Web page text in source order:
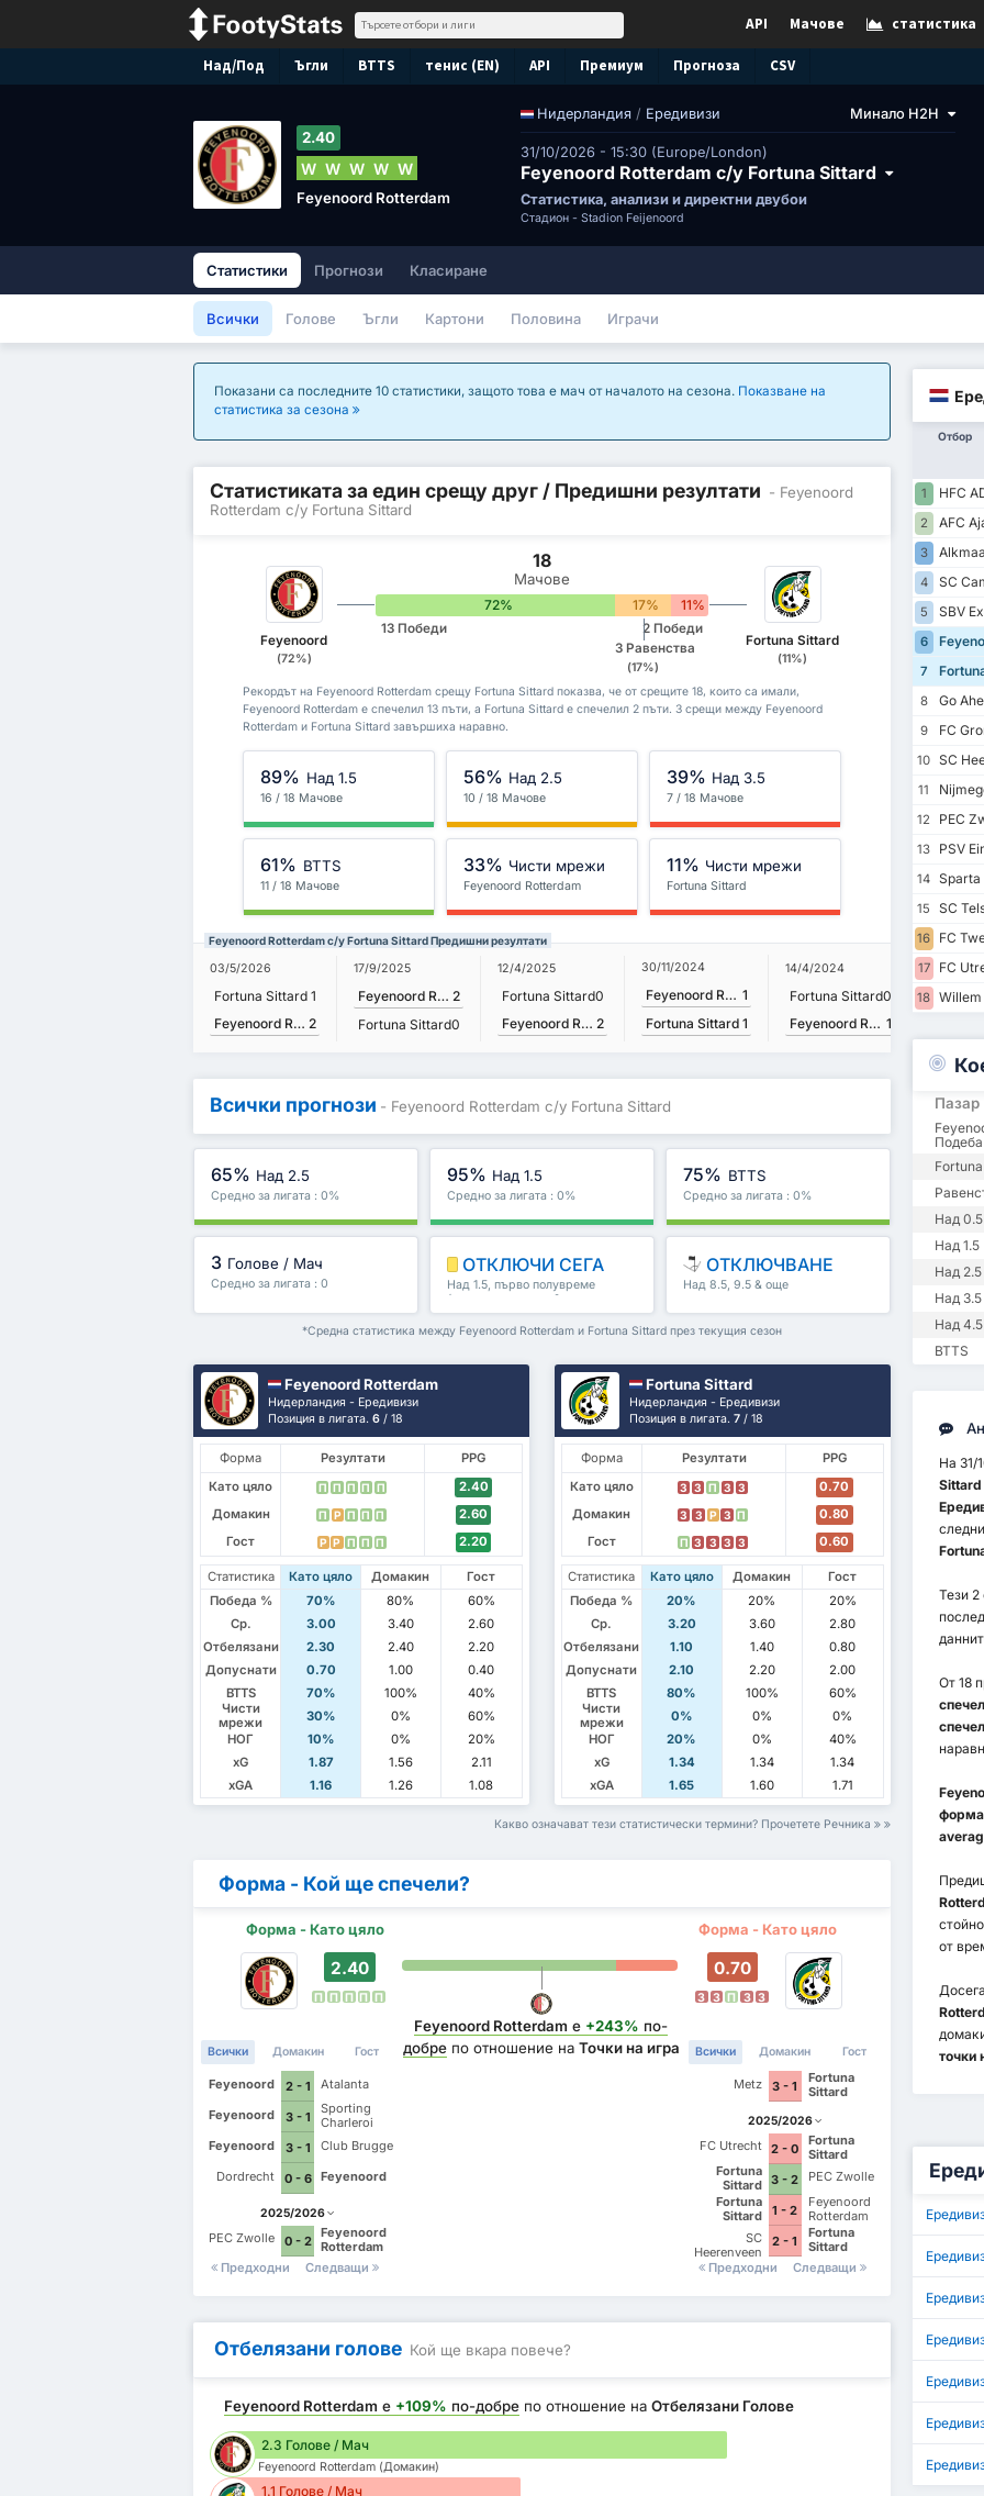
статистика
Мачове
API
Над/Под Ъгли BTTS тенис (EN) API Премиум Прогноза CSV
Нидерландия / Ередивизи Минало H2H
31/10/2026 - 15:30 (Europe/London)
Feyenoord Rotterdam с/у Fortuna Sittard
Статистика, анализи и директни двубои
Стадион - Stadion Feijenoord
2.40
W W W W W
Feyenoord Rotterdam
Статистики Прогнози Класиране
Всички Голове Ъгли Картони Половина Играчи
Показани са последните 10 статистики, защото това е мач от началото на сезона. Показване на
статистика за сезона
Статистиката за един срещу друг / Предишни резултати - Feyenoord
Rotterdam с/у Fortuna Sittard
Feyenoord
(72%)
18
Мачове
72% 17% 11%
13 Победи
3 Равенства
(17%)
2 Победи
Fortuna Sittard
(11%)
Рекордът на Feyenoord Rotterdam срещу Fortuna Sittard показва, че от срещите 18, които са имали,
Feyenoord Rotterdam е спечелил 13 пъти, а Fortuna Sittard е спечелил 2 пъти. 3 срещи между Feyenoord
Rotterdam и Fortuna Sittard завършиха наравно.
89% Над 1.5
16 / 18 Мачове
56% Над 2.5
10 / 18 Мачове
39% Над 3.5
7 / 18 Мачове
61% BTTS
11 / 18 Мачове
33% Чисти мрежи
Feyenoord Rotterdam
11% Чисти мрежи
Fortuna Sittard
Feyenoord Rotterdam с/у Fortuna Sittard Предишни резултати
03/5/2026
Fortuna Sittard 1
Feyenoord Rotterdam 2
17/9/2025
Feyenoord Rotterdam 2
Fortuna Sittard0
12/4/2025
Fortuna Sittard0
Feyenoord Rotterdam 2
30/11/2024
Feyenoord Rotterdam 1
Fortuna Sittard 1
14/4/2024
Fortuna Sittard0
Feyenoord Rotterdam 1
13/8/
Всички прогнози - Feyenoord Rotterdam с/у Fortuna Sittard
65% Над 2.5
Средно за лигата : 0%
95% Над 1.5
Средно за лигата : 0%
75% BTTS
Средно за лигата : 0%
3 Голове / Мач
Средно за лигата : 0
ОТКЛЮЧИ СЕГА
Над 1.5, първо полувреме
/второ полувреме & още
ОТКЛЮЧВАНЕ
Над 8.5, 9.5 & още
*Средна статистика между Feyenoord Rotterdam и Fortuna Sittard през текущия сезон
Feyenoord Rotterdam
Нидерландия - Ередивизи
Позиция в лигата.6 / 18
Форма Резултати
PPG
Като цяло
П П П П П
2.40
Домакин
П P П П П
2.60
Гост
P P П П П 2.20
Статистика Като цяло Домакин
Гост
Победа %
70% 80%
60%
Ср.
3.00 3.40
2.60
Отбелязани
2.30 2.40
2.20
Допуснати
0.70 1.00
0.40
BTTS
70% 100%
40%
Чисти
мрежи
30% 0%
60%
НОГ
10% 0%
20%
xG
1.87 1.56
2.11
xGA
1.16 1.26 1.08
Fortuna Sittard
Нидерландия - Ередивизи
Позиция в лигата.7 / 18
Форма Резултати
PPG
Като цяло
З З П З З
0.70
Домакин
З З P З П
0.80
Гост
П З З З З 0.60
Статистика Като цяло Домакин
Гост
Победа %
20% 20%
20%
Ср.
3.20 3.60
2.80
Отбелязани
1.10 1.40
0.80
Допуснати
2.10 2.20
2.00
BTTS
80% 100%
60%
Чисти
мрежи
0% 0%
0%
НОГ
20% 0%
40%
xG
1.34 1.34
1.34
xGA
1.65 1.60 1.71
Какво означават тези статистически термини? Прочетете Речника
Форма - Кой ще спечели?
Форма - Като цяло Форма - Като цяло
2.40
П П П П П
Всички Домакин Гост
Feyenoord 2 - 1
Atalanta
Feyenoord
3 - 1
Sporting
Charleroi
Feyenoord
3 - 1
Club Brugge
Dordrecht
0 - 6 Feyenoord
2025/2026
PEC Zwolle 0 - 2
Feyenoord
Rotterdam
Предходни
Следващи
Feyenoord Rotterdam е +243% по-
добрепо отношение на Точки на игра
0.70
З З П З З
Всички Домакин Гост
Metz 3 - 1
Fortuna
Sittard
2025/2026
FC Utrecht 2 - 0
Fortuna
Sittard
Fortuna
Sittard 3 - 2
PEC Zwolle
Fortuna
Sittard
1 - 2
Feyenoord
Rotterdam
SC
Heerenveen
2 - 1
Fortuna
Sittard
Предходни
Следващи
Отбелязани голове Кой ще вкара повече?
Feyenoord Rotterdam е +109% по-добре по отношение наОтбелязани Голове
2.3 Голове / Мач
Feyenoord Rotterdam (Домакин)
1.1 Голове / Мач
Отбор
1 HFC
2
AFC
3
4
SC
5
SBV
6
7
8
Go
9
FC
10 SC
11
12
PEC
13
PSV
14 Sparta
15
SC
16
FC
17
FC
18 Willem
Пазар
Подеба
Над 0.5
Над 1.5
Над 2.5
Над 3.5
Над 4.5
BTTS
На 31/
Sittard
Тези
От 18
форма
от
точки